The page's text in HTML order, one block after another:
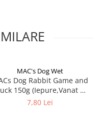
MAC's Dog Wet
Dog Rabbit Game and
150g (Iepure,Vanat si
Rata)
7,80 Lei